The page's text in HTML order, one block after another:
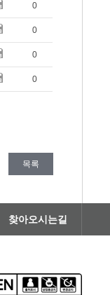
0
0
0
0
목록
찾아오시는길